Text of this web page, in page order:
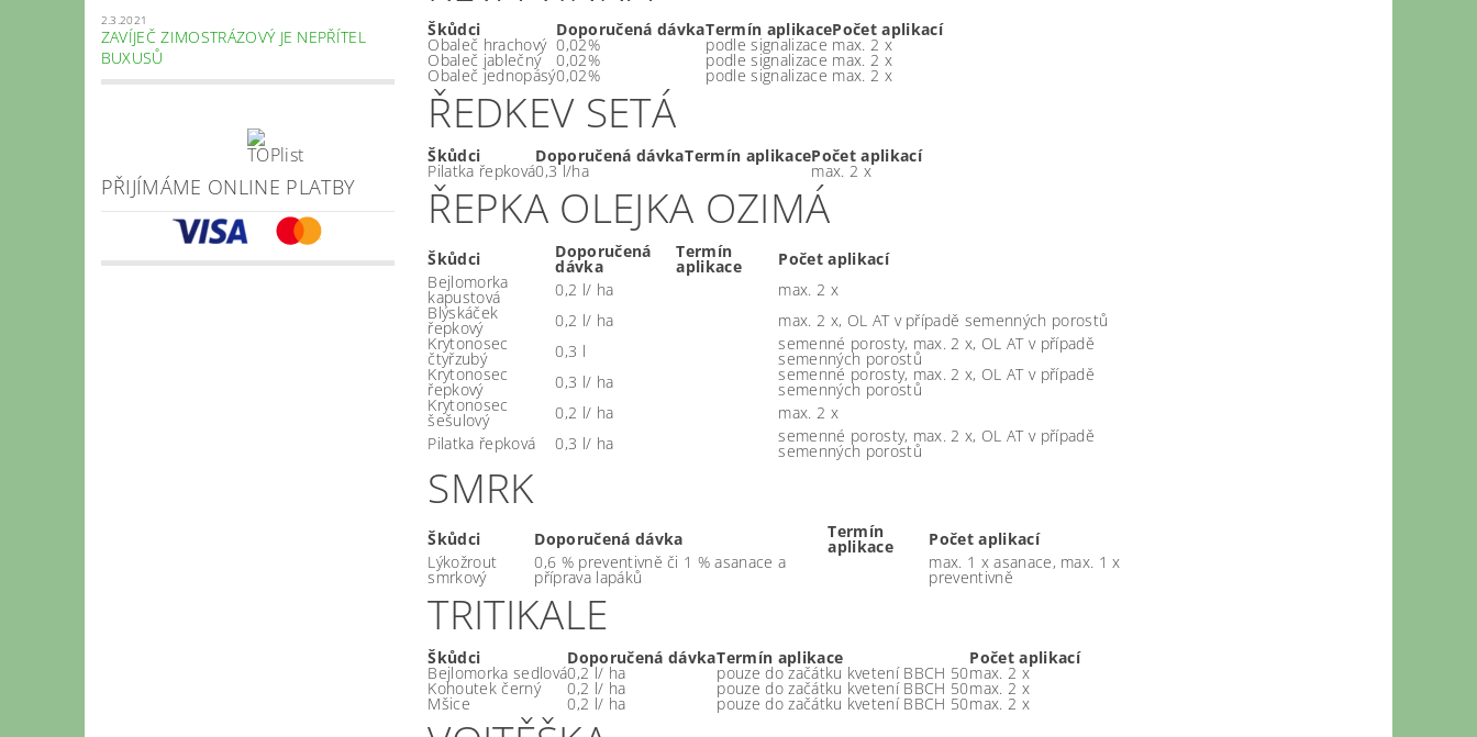
2.3.2021
ZAVÍJEČ ZIMOSTRÁZOVÝ JE NEPŘÍTEL
BUXUSŮ
PŘIJÍMÁME ONLINE PLATBY
Škůdci Doporučená dávkaTermín aplikacePočet aplikací
Obaleč hrachový 0,02% podle signalizace max. 2 x
Obaleč jablečný 0,02% podle signalizace max. 2 x
Obaleč jednopásý0,02% podle signalizace max. 2 x
ŘEDKEV SETÁ
Škůdci Doporučená dávkaTermín aplikacePočet aplikací
Pilatka řepková0,3 l/ha max. 2 x
ŘEPKA OLEJKA OZIMÁ
Škůdci Doporučená
dávka
Termín
aplikace
Počet aplikací
Bejlomorka
kapustová 0,2 l/ ha
max. 2 x
Blýskáček
řepkový 0,2 l/ ha
max. 2 x, OL AT v případě semenných porostů
Krytonosec
čtyřzubý 0,3 l semenné porosty, max. 2 x, OL AT v případě
semenných porostů
Krytonosec
řepkový 0,3 l/ ha semenné porosty, max. 2 x, OL AT v případě
semenných porostů
Krytonosec
šešulový 0,2 l/ ha
max. 2 x
Pilatka řepková
0,3 l/ ha semenné porosty, max. 2 x, OL AT v případě
semenných porostů
SMRK
Škůdci Doporučená dávka Termín
aplikace
Počet aplikací
Lýkožrout
smrkový
0,6 % preventivně či 1 % asanace a
příprava lapáků
max. 1 x asanace, max. 1 x
preventivně
TRITIKALE
Škůdci Doporučená dávkaTermín aplikace Počet aplikací
Bejlomorka sedlová0,2 l/ ha pouze do začátku kvetení BBCH 50max. 2 x
Kohoutek černý 0,2 l/ ha pouze do začátku kvetení BBCH 50max. 2 x
Mšice 0,2 l/ ha pouze do začátku kvetení BBCH 50max. 2 x